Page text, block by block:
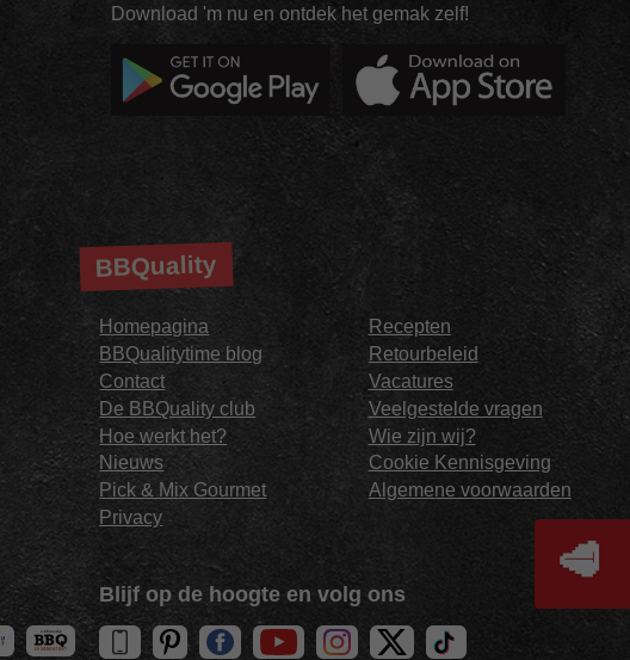
Download 'm nu en ontdek het gemak zelf!
BBQuality
Homepagina
BBQualitytime blog
Contact
De BBQuality club
Hoe werkt het?
Nieuws
Pick & Mix Gourmet
Privacy
Recepten
Retourbeleid
Vacatures
Veelgestelde vragen
Wie zijn wij?
Cookie Kennisgeving
Algemene voorwaarden
Blijf op de hoogte en volg ons
🥩